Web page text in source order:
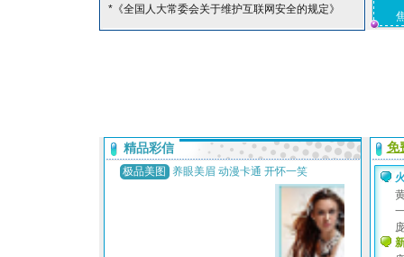
*《全国人大常委会关于维护互联网安全的规定》